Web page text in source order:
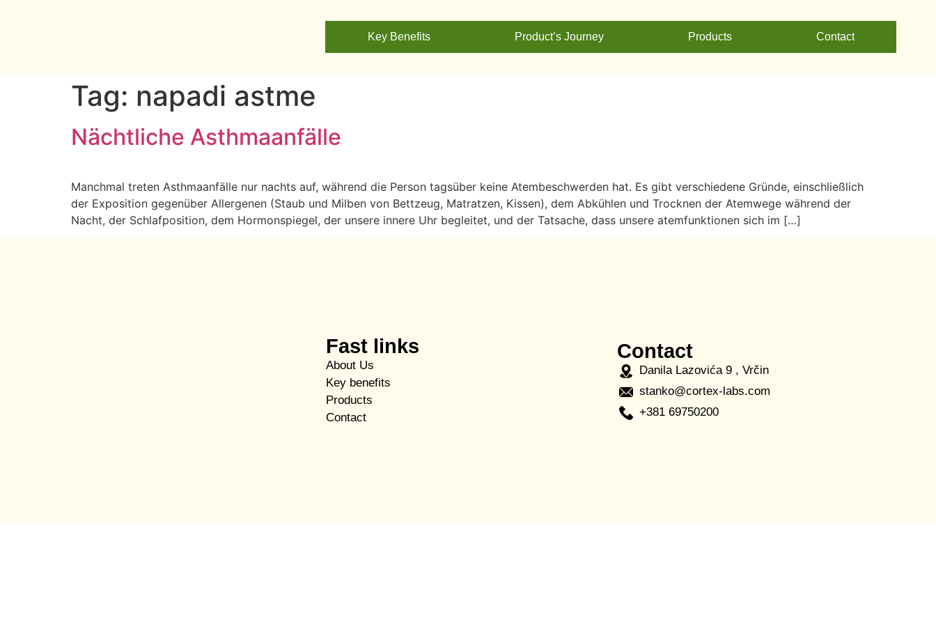
Key Benefits Product’s Journey Products Contact
Tag: napadi astme
Nächtliche Asthmaanfälle
Manchmal treten Asthmaanfälle nur nachts auf, während die Person tagsüber keine Atembeschwerden hat. Es gibt verschiedene Gründe, einschließlich
der Exposition gegenüber Allergenen (Staub und Milben von Bettzeug, Matratzen, Kissen), dem Abkühlen und Trocknen der Atemwege während der
Nacht, der Schlafposition, dem Hormonspiegel, der unsere innere Uhr begleitet, und der Tatsache, dass unsere atemfunktionen sich im […]
Fast links
About Us
Key benefits
Products
Contact
Contact
Danila Lazovića 9 , Vrčin
stanko@cortex-labs.com
+381 69750200